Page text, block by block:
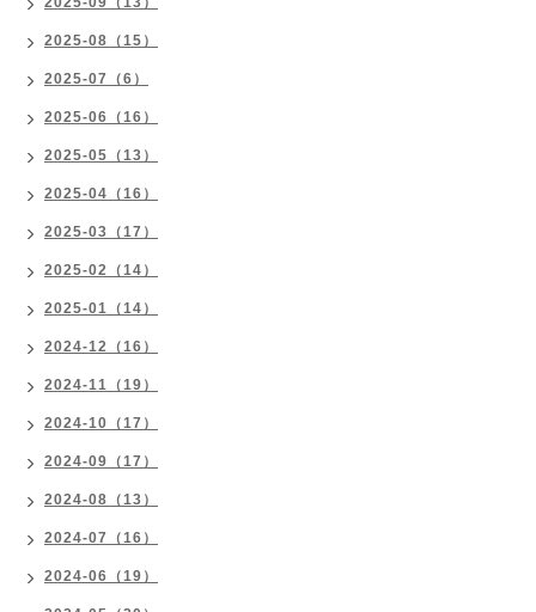
2025-08（15）
2025-07（6）
2025-06（16）
2025-05（13）
2025-04（16）
2025-03（17）
2025-02（14）
2025-01（14）
2024-12（16）
2024-11（19）
2024-10（17）
2024-09（17）
2024-08（13）
2024-07（16）
2024-06（19）